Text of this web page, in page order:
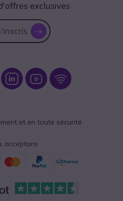
exclusives
icon
Icon Icon Icon
et en toute sécurité
acceptons